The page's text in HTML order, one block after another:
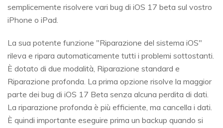
semplicemente risolvere vari bug di iOS 17 beta sul vostro
iPhone o iPad.
La sua potente funzione "Riparazione del sistema iOS"
rileva e ripara automaticamente tutti i problemi sottostanti.
È dotato di due modalità, Riparazione standard e
Riparazione profonda. La prima opzione risolve la maggior
parte dei bug di iOS 17 Beta senza alcuna perdita di dati.
La riparazione profonda è più efficiente, ma cancella i dati.
È quindi importante eseguire prima un backup quando si